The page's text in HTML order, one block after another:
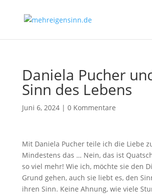
Daniela Pucher
Sinn des Lebens
Juni 6, 2024| 0 Kommentare
Mit Daniela Pucher teile ich die Liebe
Mindestens das … Nein, das ist
so viel mehr! Wie ich, möchte sie den
Grund gehen, auch sie liebt es, den
ihren Sinn. Keine Ahnung, wie viele